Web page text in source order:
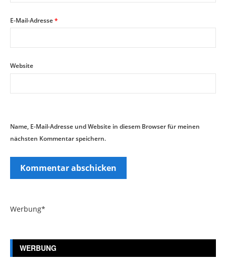
E-Mail-Adresse*
Website
Name, E-Mail-Adresse und Website in diesem Browser für meinen
nächsten Kommentar speichern.
Werbung*
WERBUNG